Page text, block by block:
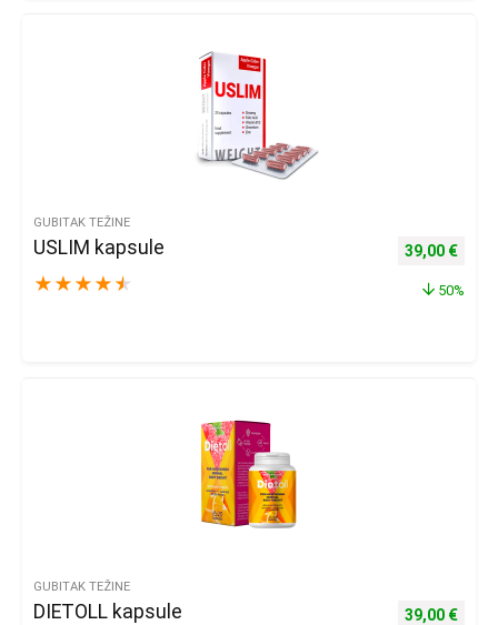
GUBITAK TEŽINE
USLIM kapsule
★ ★ ★ ★ ★
Izvorna
39,00 €
50%
GUBITAK TEŽINE
DIETOLL kapsule
Izvorna
39,00 €